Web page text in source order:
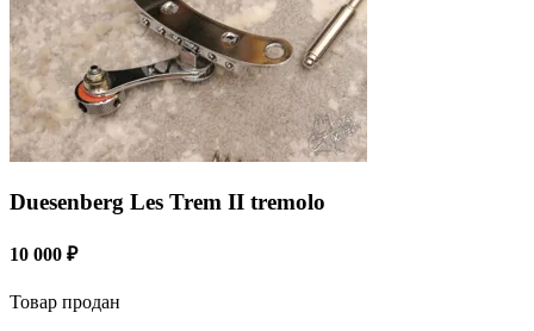
Duesenberg Les Trem II tremolo
10 000 ₽
Товар продан